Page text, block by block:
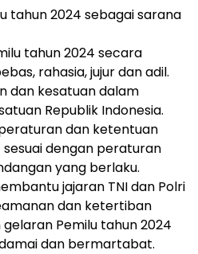
tahun 2024 sebagai sarana
tahun 2024 secara
rahasia, jujur dan adil.
dan kesatuan dalam
Republik Indonesia.
dan ketentuan
sesuai dengan peraturan
yang berlaku.
jajaran TNI dan Polri
dan ketertiban
Pemilu tahun 2024
dan bermartabat.